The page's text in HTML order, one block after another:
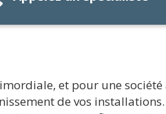
et pour une société
de vos installations.